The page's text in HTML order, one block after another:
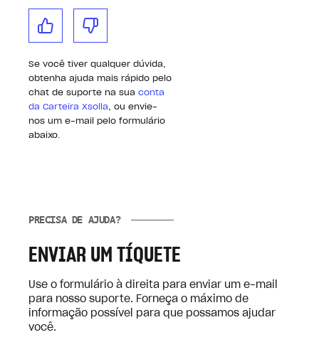
Se você tiver qualquer dúvida,
obtenha ajuda mais rápido pelo
chat de suporte na sua conta
da Carteira Xsolla , ou envie-
nos um e-mail pelo formulário
abaixo.
PRECISA DE AJUDA?
ENVIAR UM TÍQUETE
Use o formulário à direita para enviar um e-mail
para nosso suporte. Forneça o máximo de
informação possível para que possamos ajudar
você.